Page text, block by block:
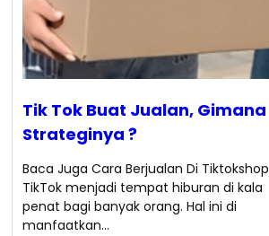
Tik Tok Buat Jualan, Gimana
Strateginya ?
Baca Juga Cara Berjualan Di Tiktokshop
TikTok menjadi tempat hiburan di kala
penat bagi banyak orang. Hal ini di
manfaatkan…